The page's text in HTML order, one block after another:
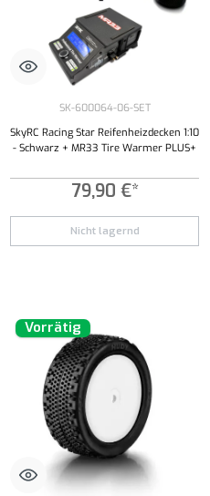
SK-600064-06-SET
SkyRC Racing Star Reifenheizdecken 1:10
- Schwarz + MR33 Tire Warmer PLUS+
79,90 €*
Nicht lagernd
Vorrätig